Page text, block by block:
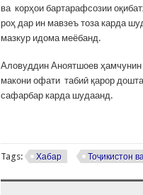
ва корҳои бартарафсозии
роҳ дар ин мавзеъ тоза карда
мазкур идома меёбанд.
Аловуддин Аноятшоев ҳамчунин
макони офати табиӣ қарор
сафарбар карда шудаанд.
Tags: Хабар Тоҷикистон